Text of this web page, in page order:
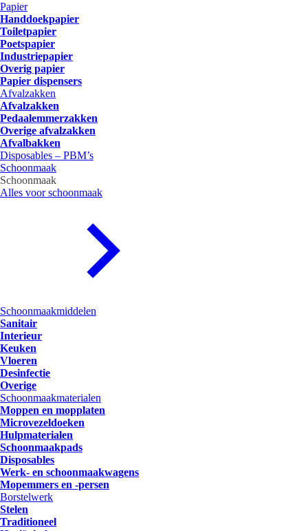
Papier
Handdoekpapier
Toiletpapier
Poetspapier
Industriepapier
Overig papier
Papier dispensers
Afvalzakken
Afvalzakken
Pedaalemmerzakken
Overige afvalzakken
Afvalbakken
Disposables – PBM’s
Schoonmaak
Schoonmaak
Alles voor schoonmaak
Schoonmaakmiddelen
Sanitair
Interieur
Keuken
Vloeren
Desinfectie
Overige
Schoonmaakmaterialen
Moppen en mopplaten
Microvezeldoeken
Hulpmaterialen
Schoonmaakpads
Disposables
Werk- en schoonmaakwagens
Mopemmers en -persen
Borstelwerk
Stelen
Traditioneel